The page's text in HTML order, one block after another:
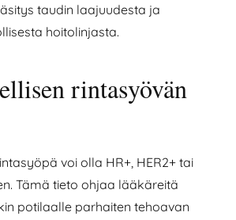
taudin laajuudesta ja
hoitolinjasta.
rintasyövän
voi olla HR+, HER2+ tai
Tämä tieto ohjaa lääkäreitä
potilaalle parhaiten tehoavan